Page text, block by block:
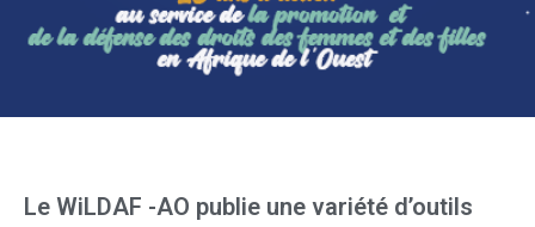
Le WiLDAF -AO publie une variété d’outils